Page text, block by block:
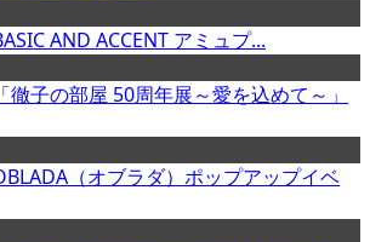
AND ACCENT アミュプ...
徹子の部屋 50周年展～愛を込めて～」
（オブラダ）ポップアップイベ